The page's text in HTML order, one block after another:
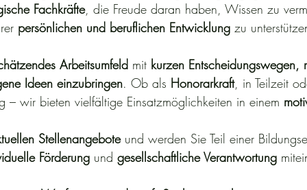
Fachkräfte, die Freude daran haben, Wissen zu
persönlichen und beruflichen Entwicklung zu
Arbeitsumfeld mit kurzen Entscheidungswegen,
Ideen einzubringen. Ob als Honorarkraft, in Teilzeit
– wir bieten vielfältige Einsatzmöglichkeiten in einem
Stellenangeboteund werden Sie Teil einer
Förderungund gesellschaftliche Verantwortung